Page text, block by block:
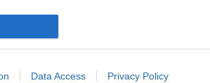
Data Access Privacy Policy